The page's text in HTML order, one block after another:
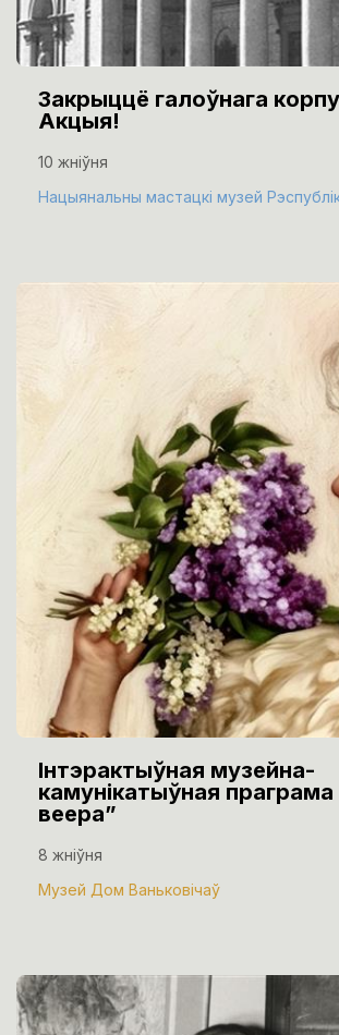
Закрыццё галоўнага
Акцыя!
10 жніўня
Нацыянальны мастацкі музей
Інтэрактыўная музейна-
камунікатыўная
веера”
8 жніўня
Музей Дом Ваньковічаў